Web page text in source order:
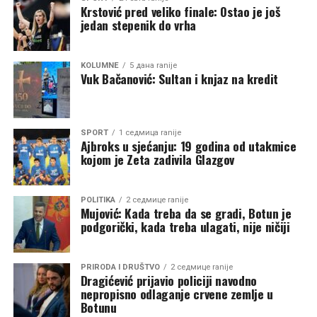
umjesto toga svakodnevno svjedoče novim podjelama.
Crkva je kroz istoriju opstajala onda kada je bila iznad
počnu da određuju crkvene odnose, prestaje da bude
prostor okupljanja i postaje novo poprište sukoba.
Budućnost Srpske pravoslavne crkve u Crnoj Gori
zavisiće od toga da li ostaje duhovni oslonac svog naroda
ili postaje još jedno polje političkog nadmetanja koje će
Vučić iskoristiti za dobijanje političkog uticaja.
Krstović pred veliko finale: Ostao je još
jedan stepenik do vrha
KOLUMNE 5 дана ranije
Vuk Bačanović: Sultan i knjaz na kredit
SPORT 1 седмица ranije
Ajbroks u sjećanju: 19 godina od utakmice
kojom je Zeta zadivila Glazgov
POLITIKA 2 седмице ranije
Mujović: Kada treba da se gradi, Botun je
podgorički, kada treba ulagati, nije ničiji
PRIRODA I DRUŠTVO 2 седмице ranije
Dragićević prijavio policiji navodno
nepropisno odlaganje crvene zemlje u
Botunu